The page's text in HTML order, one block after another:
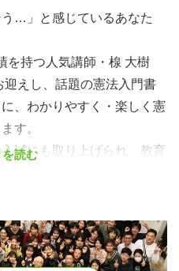
う…」と感じているあなた
を持つ人気講師・楾 大樹
迎えし、話題の憲法入門書
、わかりやすく・楽しく憲
す。
試にも取り上げられ、教育
もおすすめ！笑いながら学
読む